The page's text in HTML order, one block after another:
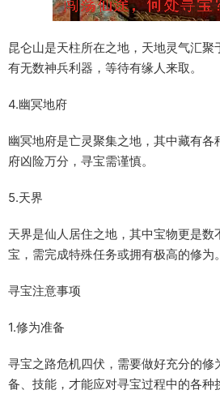
昆仑山是天柱所在之地，天地灵气汇
有无数神兵利器，等待有缘人来取。
4.幽冥地府
幽冥地府是亡灵聚集之地，其中藏有
府凶险万分，寻宝需谨慎。
5.天界
天界是仙人居住之地，其中宝物更是
宝，需完成特殊任务或拥有极高的修为。
寻宝注意事项
1.修为准备
寻宝之路危机四伏，需要做好充分的修
备、技能，才能应对寻宝过程中的各种